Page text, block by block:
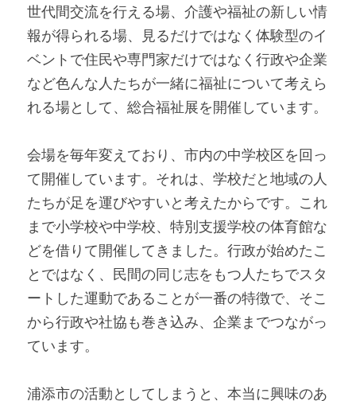
世代間交流を行える場、介護や福祉の新しい情
報が得られる場、見るだけではなく体験型のイ
ベントで住民や専門家だけではなく行政や企業
など色んな人たちが一緒に福祉について考えら
れる場として、総合福祉展を開催しています。
会場を毎年変えており、市内の中学校区を回っ
て開催しています。それは、学校だと地域の人
たちが足を運びやすいと考えたからです。これ
まで小学校や中学校、特別支援学校の体育館な
どを借りて開催してきました。行政が始めたこ
とではなく、民間の同じ志をもつ人たちでスタ
ートした運動であることが一番の特徴で、そこ
から行政や社協も巻き込み、企業までつながっ
ています。
浦添市の活動としてしまうと、本当に興味のあ